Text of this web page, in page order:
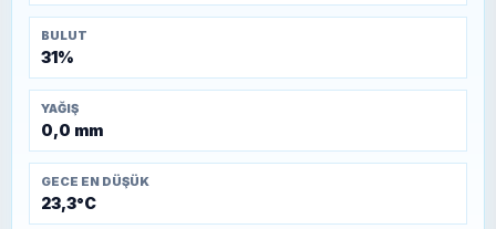
BULUT
31%
YAĞIŞ
0,0 mm
GECE EN DÜŞÜK
23,3°C